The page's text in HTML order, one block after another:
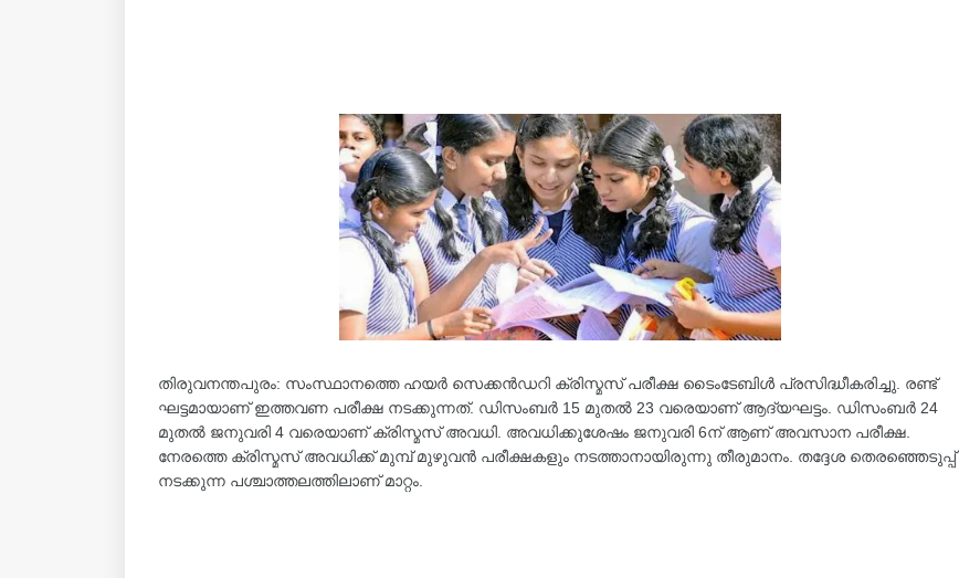
തിരുവനന്തപുരം: സംസ്ഥാനത്തെ ഹയർ സെക്കൻഡറി ക്രിസ്മസ് പരീക്ഷ ടൈംടേബിൾ പ്രസിദ്ധീകരിച്ചു. രണ്ട്
ഘട്ടമായാണ് ഇത്തവണ പരീക്ഷ നടക്കുന്നത്. ഡിസംബർ 15 മുതൽ 23 വരെയാണ് ആദ്യഘട്ടം. ഡിസംബർ 24
മുതൽ ജനുവരി 4 വരെയാണ് ക്രിസ്മസ് അവധി. അവധിക്കുശേഷം ജനുവരി 6ന് ആണ് അവസാന പരീക്ഷ.
നേരത്തെ ക്രിസ്മസ് അവധിക്ക് മുമ്പ് മുഴുവൻ പരീക്ഷകളും നടത്താനായിരുന്നു തീരുമാനം. തദ്ദേശ തെരഞ്ഞെടുപ്പ്
നടക്കുന്ന പശ്ചാത്തലത്തിലാണ് മാറ്റം.